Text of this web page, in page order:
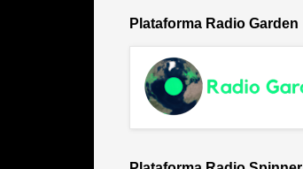
Plataforma Radio Garden